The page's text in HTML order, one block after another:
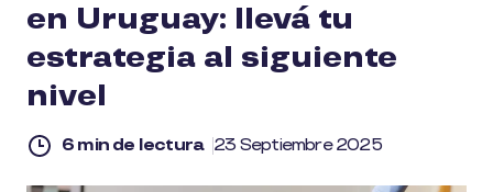
en Uruguay: llevá tu
estrategia al siguiente
nivel
6 min de lectura 23 Septiembre 2025